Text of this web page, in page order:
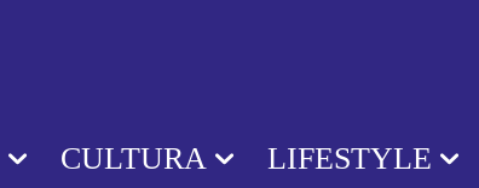
CULTURA LIFESTYLE